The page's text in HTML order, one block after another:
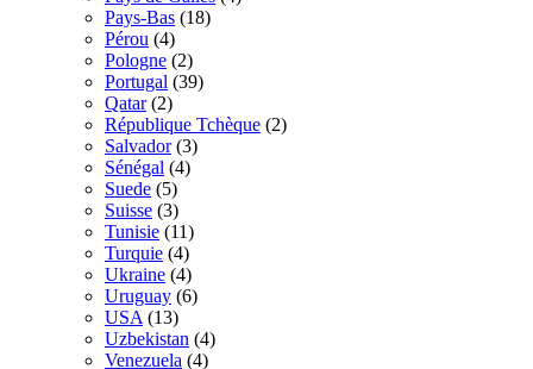
Pays-Bas (18)
Pérou (4)
Pologne (2)
Portugal (39)
Qatar (2)
République Tchèque (2)
Salvador (3)
Sénégal (4)
Suede (5)
Suisse (3)
Tunisie (11)
Turquie (4)
Ukraine (4)
Uruguay (6)
USA (13)
Uzbekistan (4)
Venezuela (4)